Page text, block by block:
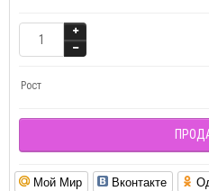
Рост
Мой Мир Вконтакте